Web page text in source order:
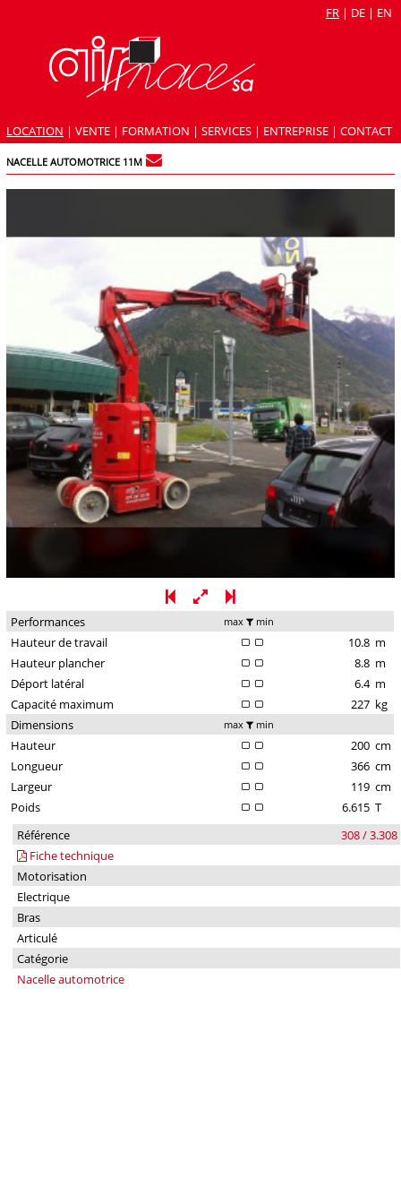
FR | DE | EN
LOCATION | VENTE | FORMATION | SERVICES | ENTREPRISE | CONTACT
NACELLE AUTOMOTRICE 11M
Performances max min
Hauteur de travail 10.8 m
Hauteur plancher
8.8 m
Déport latéral
6.4 m
Capacité maximum
227 kg
Dimensions
max min
Hauteur 200 cm
Longueur
366 cm
Largeur
119 cm
Poids
6.615 T
Référence
308 / 3.308
Fiche technique
Motorisation
Electrique
Bras
Articulé
Catégorie
Nacelle automotrice